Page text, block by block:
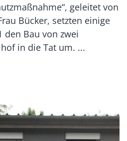
geleitet von
Bücker, setzten einige
den Bau von zwei
in die Tat um. ...